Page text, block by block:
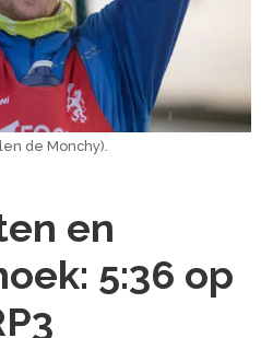
de Monchy).
en
5:36 op